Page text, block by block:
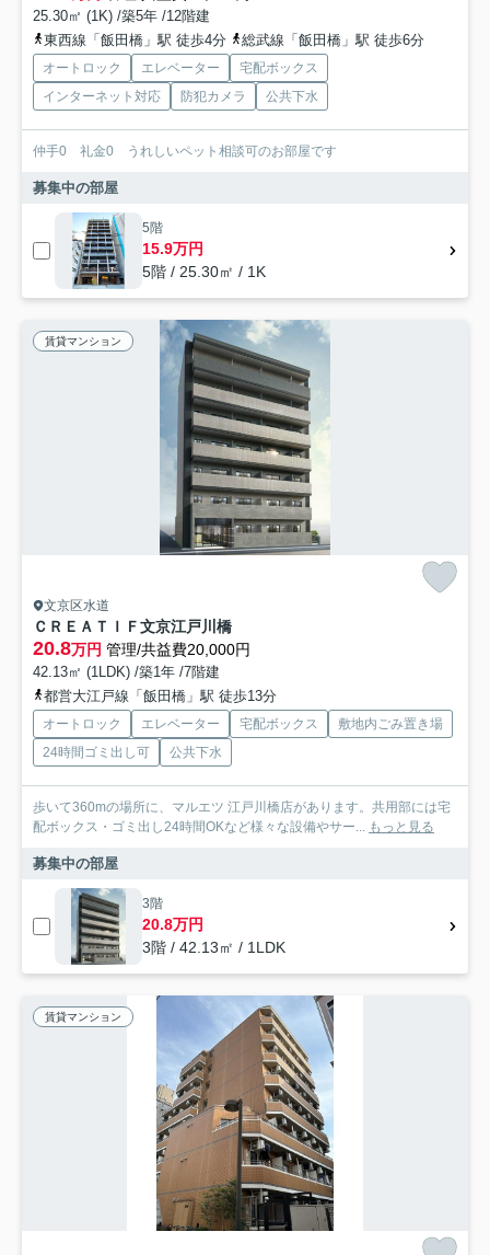
25.30㎡ (1K) /築5年 /12階建
東西線「飯田橋」駅 徒歩4分
総武線「飯田橋」駅 徒歩6分
オートロック エレベーター
宅配ボックス
インターネット対応
防犯カメラ 公共下水
仲手0 礼金0 うれしいペット相談可のお部屋です
募集中の部屋
5階
15.9万円
5階 / 25.30㎡ / 1K
賃貸マンション
文京区水道
ＣＲＥＡＴＩＦ文京江戸川橋
20.8万円 管理/共益費20,000円
42.13㎡ (1LDK) /築1年 /7階建
都営大江戸線「飯田橋」駅 徒歩13分
オートロック エレベーター 宅配ボックス
敷地内ごみ置き場
24時間ゴミ出し可
公共下水
歩いて360mの場所に、マルエツ 江戸川橋店があります。共用部には宅
配ボックス・ゴミ出し24時間OKなど様々な設備やサー... もっと見る
募集中の部屋
3階
20.8万円
3階 / 42.13㎡ / 1LDK
賃貸マンション